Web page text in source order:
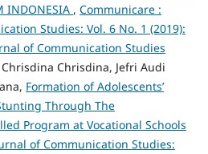
INDONESIA , Communicare :
Studies: Vol. 6 No. 1 (2019):
of Communication Studies
Chrisdina, Jefri Audi
Formation of Adolescents’
Through The
Program at Vocational Schools
of Communication Studies: